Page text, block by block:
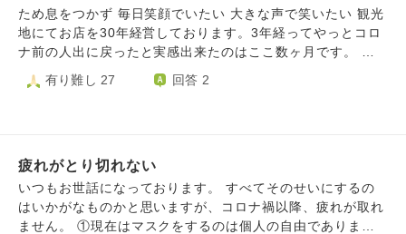
んじゃない？とは言いましたが、母がコロナ中の為5日過ぎ
たあたりから頻繁にリビングに来たからだといじけていま
す。 検査してみるか提案しましたが、痛いから嫌だと言わ
しっかりすれば良いと思います。 母のコロナ対応中に言わ
思ってしまいました。 長くなってしまい申し訳ありませ
ん。励ましの言葉を欲しいです。
した。 この本当に惨めな気持ちを毎年思い出して、残りの
長い人生生きるのでしょうか。どうしたらこの痛みを和らげ
ることができますか。
ため息をつかず 毎日笑顔でいたい 大きな声で笑いたい 観光
地にてお店を30年経営しております。3年経ってやっとコロ
ナ前の人出に戻ったと実感出来たのはここ数ヶ月です。 い
つも観光客がいて賑やかに見えますが、遊びに来ても、大人
も子供もお金を使わなくなりました。 近隣のお店も変わら
わらず応援してくれていますので(コロナで当然借金もあり)
閉業はせずになんとか切り抜けたいです。いつかは必ず抜け
出すのもわかっています。 辛くても笑顔で過ごしたり、た
め息をつかないようにする解決方法ってあるのでしょうか？
有り難し 27 回答 2
疲れがとり切れない
いつもお世話になっております。 すべてそのせいにするの
はいかがなものかと思いますが、コロナ禍以降、疲れが取れ
ません。 ①現在はマスクをするのは個人の自由であります